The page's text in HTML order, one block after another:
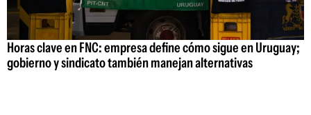
Horas clave en FNC: empresa define cómo sigue en Uruguay;
gobierno y sindicato también manejan alternativas